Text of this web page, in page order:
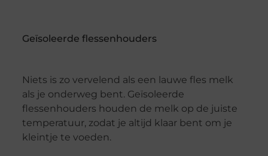
Geïsoleerde flessenhouders
Niets is zo vervelend als een lauwe fles melk
als je onderweg bent. Geïsoleerde
flessenhouders houden de melk op de juiste
temperatuur, zodat je altijd klaar bent om je
kleintje te voeden.